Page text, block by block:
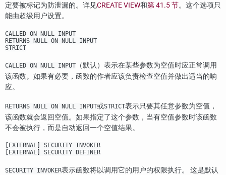
定要被标记为防泄漏的。详见CREATE VIEW和第 41.5 节。这个选项只
能由超级用户设置。
CALLED ON NULL INPUT
RETURNS NULL ON NULL INPUT
STRICT
CALLED ON NULL INPUT
（默认）表示在某些参数为空值时应正常调用
该函数。如果有必要，函数的作者应该负责检查空值并做出适当的响
应。
RETURNS NULL ON NULL INPUT或STRICT表示只要其任意参数为空值，
该函数就会返回空值。如果指定了这个参数，当有空值参数时该函数
不会被执行，而是自动返回一个空值结果。
EXTERNAL ] SECURITY INVOKER
EXTERNAL ] SECURITY DEFINER
SECURITY INVOKER表示函数将以调用它的用户的权限执行。 这是默认